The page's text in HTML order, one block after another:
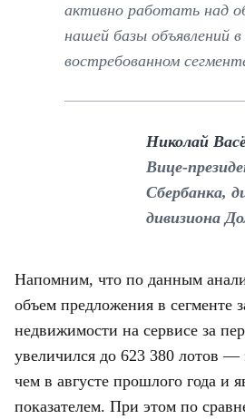
активно работать над
нашей базы объявлений
востребованном
Николай
Вице-
Сбербанка,
дивизиона
Напомним, что по данным
объем предложения в сегменте
недвижимости на сервисе за
увеличился до 623 380 лотов —
чем в августе прошлого года и
показателем. При этом по